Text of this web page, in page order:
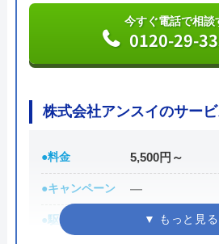
トイレやキッチン、お風呂や洗
つまり・水漏れで困ったときは
0120-50-
今すぐ電話で相談
0120-29-
株式会社アンスイのサー
●料金 5,500円～
●キャンペーン ―
●駆けつけ時間